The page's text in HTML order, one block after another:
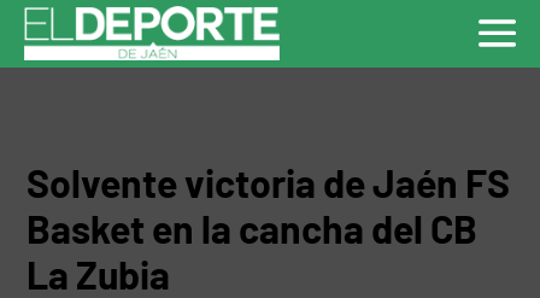
Solvente victoria de Jaén FS
Basket en la cancha del CB
La Zubia